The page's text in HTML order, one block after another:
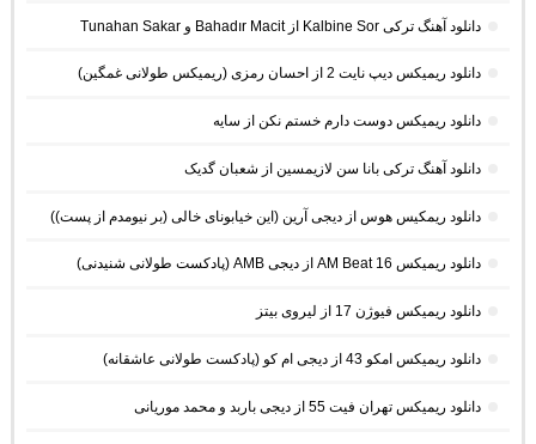
دانلود آهنگ ترکی Kalbine Sor از Bahadır Macit و Tunahan Sakar
دانلود ریمیکس دیپ نایت 2 از احسان رمزی (ریمیکس طولانی غمگین)
دانلود ریمیکس دوست دارم خستم نکن از سایه
دانلود آهنگ ترکی بانا سن لازیمسین از شعبان گدیک
دانلود ریمکیس هوس از دیجی آرین (این خیابونای خالی (بر نیومدم از پست))
دانلود ریمیکس AM Beat 16 از دیجی AMB (پادکست طولانی شنیدنی)
دانلود ریمیکس فیوژن 17 از لیروی بیتز
دانلود ریمیکس امکو 43 از دیجی ام کو (پادکست طولانی عاشقانه)
دانلود ریمیکس تهران فیت 55 از دیجی باربد و محمد موریانی